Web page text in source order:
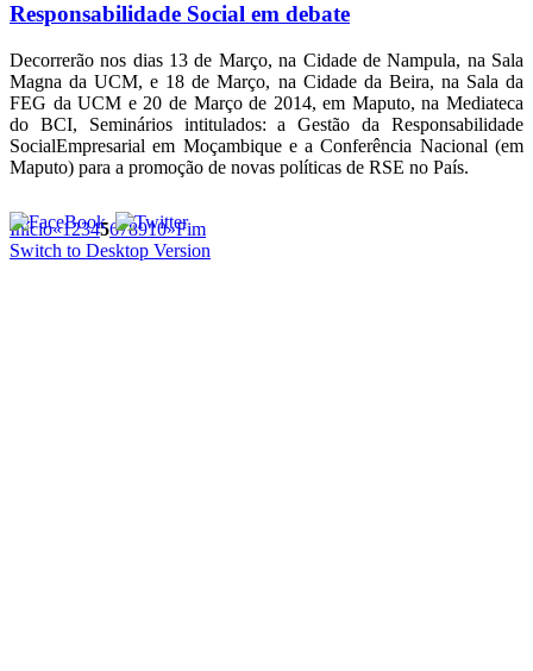
Responsabilidade Social em debate
Decorrerão nos dias 13 de Março, na Cidade de Nampula, na Sala
Magna da UCM, e 18 de Março, na Cidade da Beira, na Sala da
FEG da UCM e 20 de Março de 2014, em Maputo, na Mediateca
do BCI, Seminários intitulados: a Gestão da Responsabilidade
SocialEmpresarial em Moçambique e a Conferência Nacional (em
Maputo) para a promoção de novas políticas de RSE no País.
Início«12345678910»Fim
Switch to Desktop Version